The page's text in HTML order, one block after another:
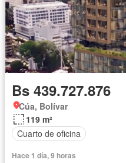
Bs 439.727.876
Cúa, Bolívar
119 m²
Cuarto de oficina
Hace 1 día, 9 horas